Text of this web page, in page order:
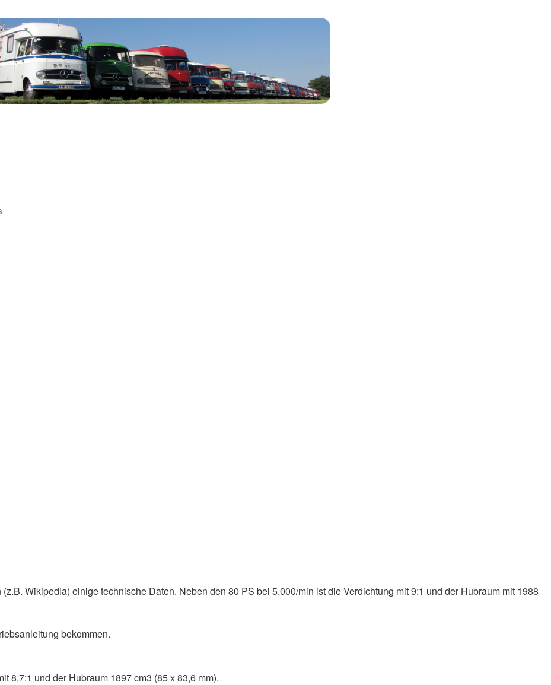
Wikipedia) einige technische Daten. Neben den 80 PS bei 5.000/min ist die Verdichtung mit 9:1 und der Hubraum mit 1988
bekommen.
8,7:1 und der Hubraum 1897 cm3 (85 x 83,6 mm).